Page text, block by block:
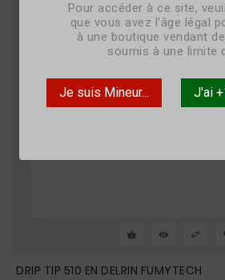
Pour accéder à ce site,
que vous avez l'âge légal
à une boutique vendant
soumis à une limite
Je suis Mineur... J'ai
DRIP TIP 510 EN DELRIN FUMYTECH